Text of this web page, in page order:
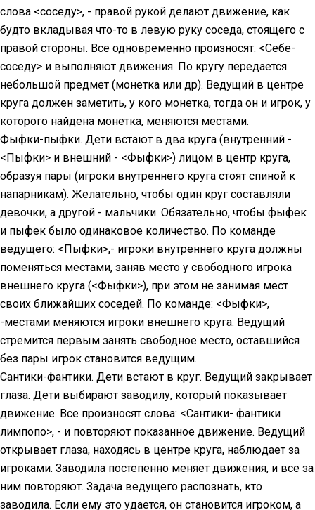
слова <соседу>, - правой рукой делают движение, как
будто вкладывая что-то в левую руку соседа, стоящего с
правой стороны. Все одновременно произносят: <Себе-
соседу> и выполняют движения. По кругу передается
небольшой предмет (монетка или др). Ведущий в центре
круга должен заметить, у кого монетка, тогда он и игрок, у
которого найдена монетка, меняются местами.
Фыфки-пыфки. Дети встают в два круга (внутренний -
<Пыфки> и внешний - <Фыфки>) лицом в центр круга,
образуя пары (игроки внутреннего круга стоят спиной к
напарникам). Желательно, чтобы один круг составляли
девочки, а другой - мальчики. Обязательно, чтобы фыфек
и пыфек было одинаковое количество. По команде
ведущего: <Пыфки>,- игроки внутреннего круга должны
поменяться местами, заняв место у свободного игрока
внешнего круга (<Фыфки>), при этом не занимая мест
своих ближайших соседей. По команде: <Фыфки>,
-местами меняются игроки внешнего круга. Ведущий
стремится первым занять свободное место, оставшийся
без пары игрок становится ведущим.
Сантики-фантики. Дети встают в круг. Ведущий закрывает
глаза. Дети выбирают заводилу, который показывает
движение. Все произносят слова: <Сантики- фантики
лимпопо>, - и повторяют показанное движение. Ведущий
открывает глаза, находясь в центре круга, наблюдает за
игроками. Заводила постепенно меняет движения, и все за
ним повторяют. Задача ведущего распознать, кто
заводила. Если ему это удается, он становится игроком, а